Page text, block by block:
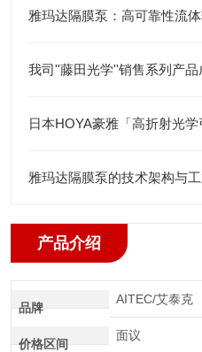
雅玛达隔膜泵：高可靠性流
雅玛达隔膜泵的技术架构与
产品介绍
品牌
AITEC/艾泰克
价格区间
面议